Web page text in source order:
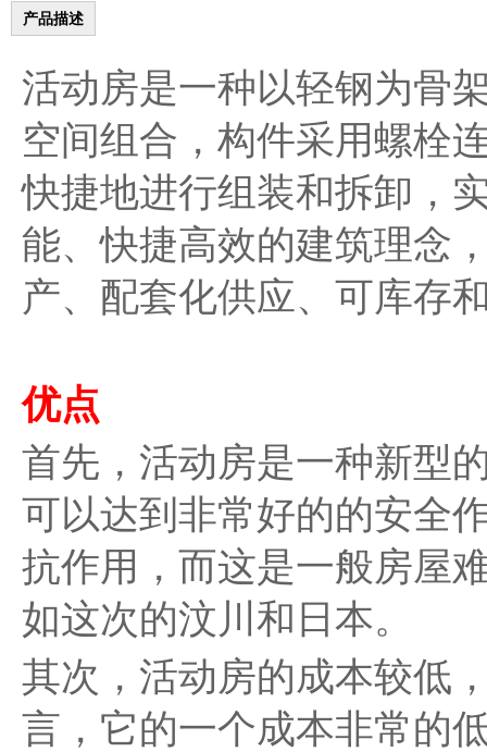
产品描述
活动房是一种以轻钢为骨
空间组合，构件采用螺栓
快捷地进行组装和拆卸，
能、快捷高效的建筑理念
产、配套化供应、可库存
优点
首先，活动房是一种新型
可以达到非常好的的安全
抗作用，而这是一般房屋
如这次的汶川和日本。
其次，活动房的成本较低
言，它的一个成本非常的